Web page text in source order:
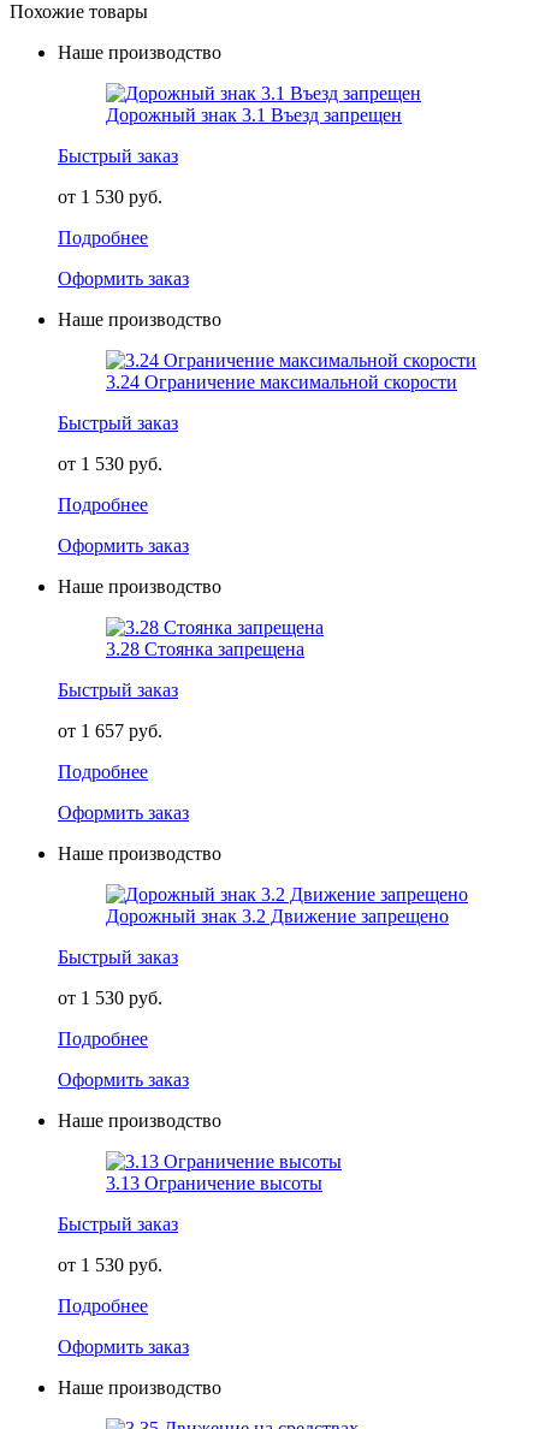
Похожие товары
Наше производство
Дорожный знак 3.1 Въезд запрещен
Быстрый заказ
от 1 530 руб.
Подробнее
Оформить заказ
Наше производство
3.24 Ограничение максимальной скорости
Быстрый заказ
от 1 530 руб.
Подробнее
Оформить заказ
Наше производство
3.28 Стоянка запрещена
Быстрый заказ
от 1 657 руб.
Подробнее
Оформить заказ
Наше производство
Дорожный знак 3.2 Движение запрещено
Быстрый заказ
от 1 530 руб.
Подробнее
Оформить заказ
Наше производство
3.13 Ограничение высоты
Быстрый заказ
от 1 530 руб.
Подробнее
Оформить заказ
Наше производство